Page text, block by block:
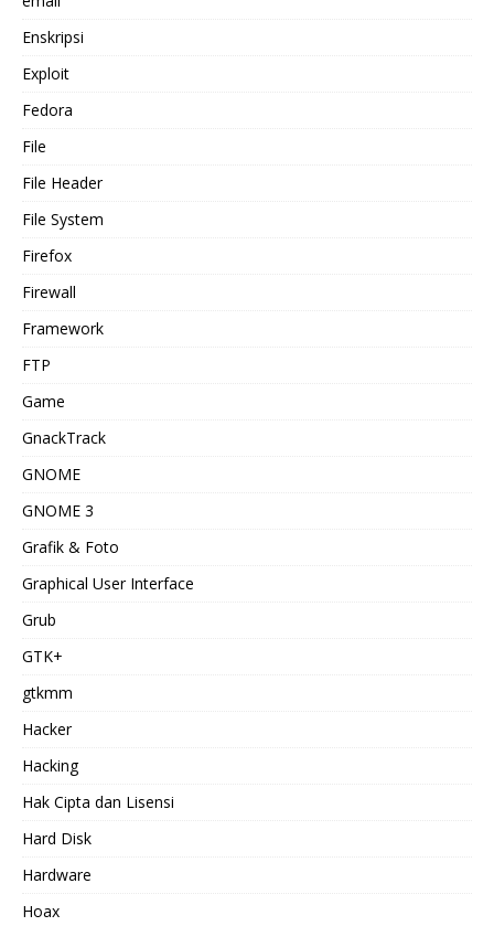
Enskripsi
Exploit
Fedora
File
File Header
File System
Firefox
Firewall
Framework
FTP
Game
GnackTrack
GNOME
GNOME 3
Grafik & Foto
Graphical User Interface
Grub
GTK+
gtkmm
Hacker
Hacking
Hak Cipta dan Lisensi
Hard Disk
Hardware
Hoax